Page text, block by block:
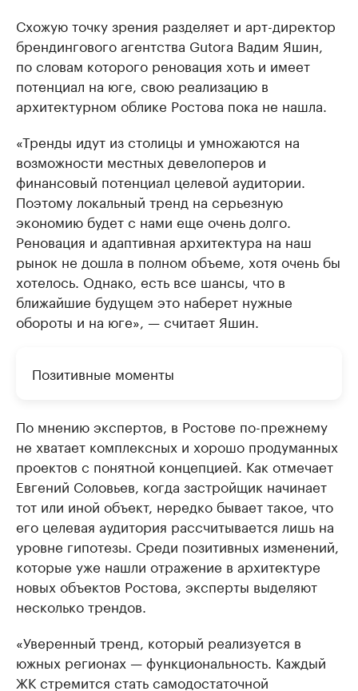
Схожую точку зрения разделяет и арт-директор
брендингового агентства Gutora Вадим Яшин,
по словам которого реновация хоть и имеет
потенциал на юге, свою реализацию в
архитектурном облике Ростова пока не нашла.
«Тренды идут из столицы и умножаются на
возможности местных девелоперов и
финансовый потенциал целевой аудитории.
Поэтому локальный тренд на серьезную
экономию будет с нами еще очень долго.
Реновация и адаптивная архитектура на наш
рынок не дошла в полном объеме, хотя очень бы
хотелось. Однако, есть все шансы, что в
ближайшие будущем это наберет нужные
обороты и на юге», — считает Яшин.
Позитивные моменты
По мнению экспертов, в Ростове по-прежнему
не хватает комплексных и хорошо продуманных
проектов с понятной концепцией. Как отмечает
Евгений Соловьев, когда застройщик начинает
тот или иной объект, нередко бывает такое, что
его целевая аудитория рассчитывается лишь на
уровне гипотезы. Среди позитивных изменений,
которые уже нашли отражение в архитектуре
новых объектов Ростова, эксперты выделяют
несколько трендов.
«Уверенный тренд, который реализуется в
южных регионах — функциональность. Каждый
ЖК стремится стать самодостаточной